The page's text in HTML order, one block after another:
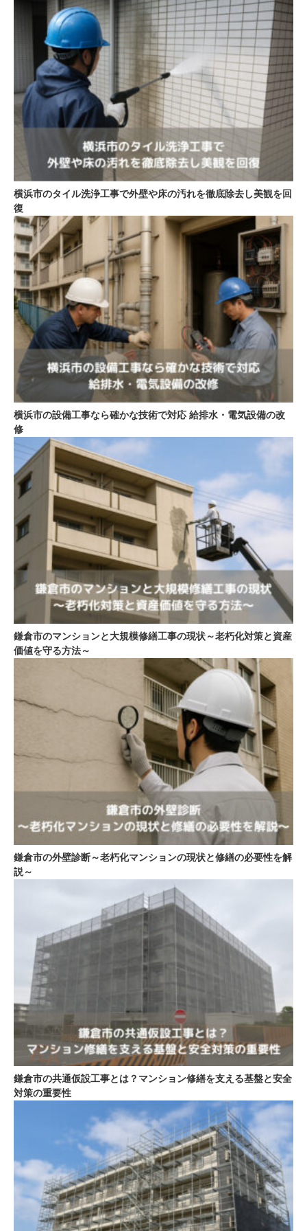
横浜市のタイル洗浄工事で外壁や床の汚れを徹底除去し美観を回
復
横浜市の設備工事なら確かな技術で対応 給排水・電気設備の改
修
鎌倉市のマンションと大規模修繕工事の現状～老朽化対策と資産
価値を守る方法～
鎌倉市の外壁診断～老朽化マンションの現状と修繕の必要性を解
説～
鎌倉市の共通仮設工事とは？マンション修繕を支える基盤と安全
対策の重要性